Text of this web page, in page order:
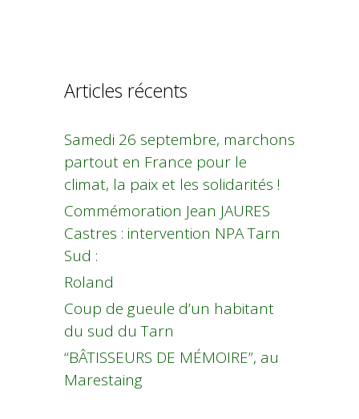
Articles récents
Samedi 26 septembre, marchons
partout en France pour le
climat, la paix et les solidarités !
Commémoration Jean JAURES
Castres : intervention NPA Tarn
Sud :
Roland
Coup de gueule d’un habitant
du sud du Tarn
“BÂTISSEURS DE MÉMOIRE”, au
Marestaing